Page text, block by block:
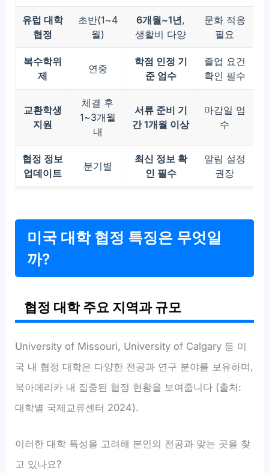
유럽 대학
협정
초반(1~4
월)
6개월~1년,
생활비 다양
문화 적응
필요
복수학위
제
연중
학점 인정 기
준 엄수
졸업 요건
확인 필수
교환학생
지원
체결 후
1~3개월
내
서류 준비 기
간 1개월 이상
마감일 엄
수
협정 정보
업데이트
분기별
최신 정보 확
인 필수
알림 설정
권장
미국 대학 협정 특징은 무엇일
까?
협정 대학 주요 지역과 규모
University of Missouri, University of Calgary 등 미
국 내 협정 대학은 다양한 전공과 연구 분야를 보유하며,
북아메리카 내 집중된 협정 현황을 보여줍니다 (출처:
대학별 국제교류센터 2024).
이러한 대학 특성을 고려해 본인의 전공과 맞는 곳을 찾
고 있나요?